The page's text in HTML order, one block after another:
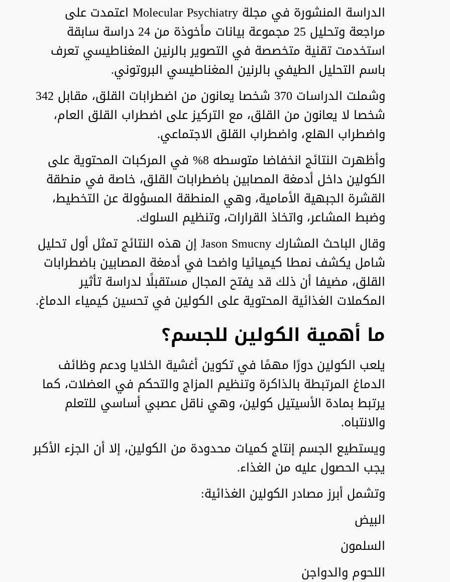
الدراسة المنشورة في مجلة Molecular Psychiatry اعتمدت على
مراجعة وتحليل 25 مجموعة بيانات مأخوذة من 24 دراسة سابقة
استخدمت تقنية متخصصة في التصوير بالرنين المغناطيسي تعرف
باسم التحليل الطيفي بالرنين المغناطيسي البروتوني.
وشملت الدراسات 370 شخصا يعانون من اضطرابات القلق، مقابل 342
شخصا لا يعانون من القلق، مع التركيز على اضطراب القلق العام،
واضطراب الهلع، واضطراب القلق الاجتماعي.
وأظهرت النتائج انخفاضا متوسطه 8% في المركبات المحتوية على
الكولين داخل أدمغة المصابين باضطرابات القلق، خاصة في منطقة
القشرة الجبهية الأمامية، وهي المنطقة المسؤولة عن التخطيط،
وضبط المشاعر، واتخاذ القرارات، وتنظيم السلوك.
وقال الباحث المشارك Jason Smucny إن هذه النتائج تمثل أول تحليل
شامل يكشف نمطا كيميائيا واضحا في أدمغة المصابين باضطرابات
القلق، مضيفا أن ذلك قد يفتح المجال مستقبلًا لدراسة تأثير
المكملات الغذائية المحتوية على الكولين في تحسين كيمياء الدماغ.
ما أهمية الكولين للجسم؟
يلعب الكولين دورًا مهمًا في تكوين أغشية الخلايا ودعم وظائف
الدماغ المرتبطة بالذاكرة وتنظيم المزاج والتحكم في العضلات، كما
يرتبط بمادة الأسيتيل كولين، وهي ناقل عصبي أساسي للتعلم
والانتباه.
ويستطيع الجسم إنتاج كميات محدودة من الكولين، إلا أن الجزء الأكبر
يجب الحصول عليه من الغذاء.
وتشمل أبرز مصادر الكولين الغذائية:
البيض
السلمون
اللحوم والدواجن